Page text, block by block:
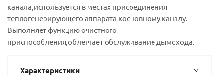
канала,используется в местах присоединения
теплогенерирующего аппарата косновному каналу.
Выполняет функцию очистного
приспособления,облегчает обслуживание дымохода.
Характеристики